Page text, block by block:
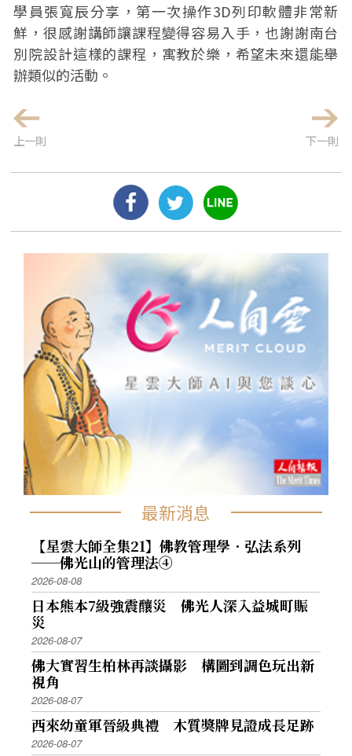
學員張寬辰分享，第一次操作3D列印軟體非常新
鮮，很感謝講師讓課程變得容易入手，也謝謝南台
別院設計這樣的課程，寓教於樂，希望未來還能舉
辦類似的活動。
上一則 下一則
最新消息
【星雲大師全集21】佛教管理學．弘法系列
──佛光山的管理法④
2026-08-08
日本熊本7級強震釀災 佛光人深入益城町賑
災
2026-08-07
佛大實習生柏林再談攝影 構圖到調色玩出新
視角
2026-08-07
西來幼童軍晉級典禮 木質獎牌見證成長足跡
2026-08-07